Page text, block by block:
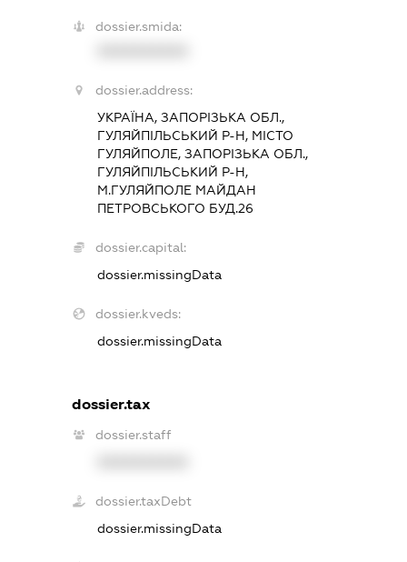
dossier.smida:
dossier.address:
УКРАЇНА, ЗАПОРІЗЬКА ОБЛ.,
ГУЛЯЙПІЛЬСЬКИЙ Р-Н, МІСТО
ГУЛЯЙПОЛЕ, ЗАПОРІЗЬКА ОБЛ.,
ГУЛЯЙПІЛЬСЬКИЙ Р-Н,
М.ГУЛЯЙПОЛЕ МАЙДАН
ПЕТРОВСЬКОГО БУД.26
dossier.capital:
dossier.missingData
dossier.kveds:
dossier.missingData
dossier.tax
dossier.staff
dossier.taxDebt
dossier.missingData